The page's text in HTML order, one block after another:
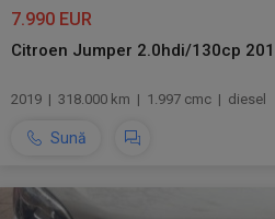
7.990 EUR
Citroen Jumper 2.0hdi/130cp
2019 | 318.000 km | 1.997 cmc | diesel
Sună